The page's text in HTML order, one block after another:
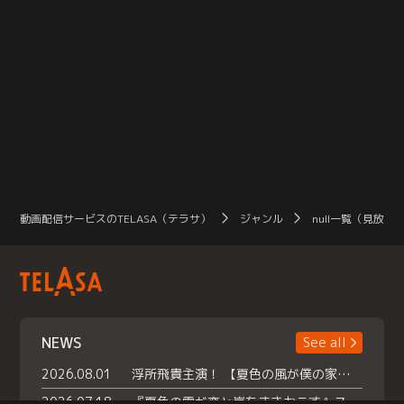
動画配信サービスのTELASA（テラサ） ジャンル null一覧（見放題
NEWS
See all
2026.08.01
浮所飛貴主演！ 【夏色の風が僕の家にやってきた】 本日よりテラサで独占配信スタート！